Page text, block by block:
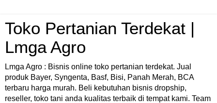
Toko Pertanian Terdekat |
Lmga Agro
Lmga Agro : Bisnis online toko pertanian terdekat. Jual
produk Bayer, Syngenta, Basf, Bisi, Panah Merah, BCA
terbaru harga murah. Beli kebutuhan bisnis dropship,
reseller, toko tani anda kualitas terbaik di tempat kami. Team